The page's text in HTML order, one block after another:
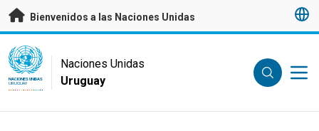
Saltar a contenido principal
Bienvenidos a las Naciones Unidas
UN Logo
NACIONES UNIDAS
URUGUAY
Naciones Unidas
Uruguay